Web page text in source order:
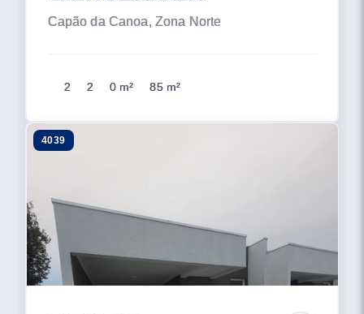
Capão da Canoa, Zona Norte
2 2 0 m² 85 m²
4039